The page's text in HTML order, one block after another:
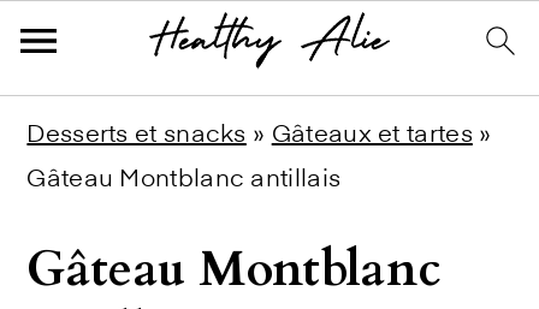
navigation
content
sidebar
Desserts et snacks » Gâteaux et tartes »
Gâteau Montblanc antillais
Gâteau Montblanc